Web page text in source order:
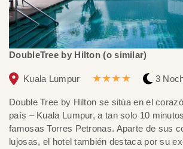
DoubleTree by Hilton (o similar)
Kuala Lumpur ★★★★ 3
Double Tree by Hilton se sitúa en el
país – Kuala Lumpur, a tan solo 10
famosas Torres Petronas. Aparte de sus
lujosas, el hotel también destaca por su